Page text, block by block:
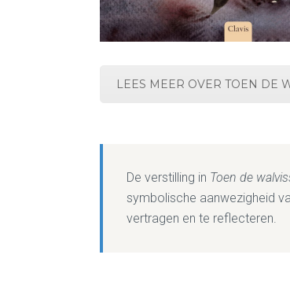
LEES MEER OVER TOEN DE
De verstilling in Toen de
symbolische aanwezigheid
vertragen en te reflecteren.